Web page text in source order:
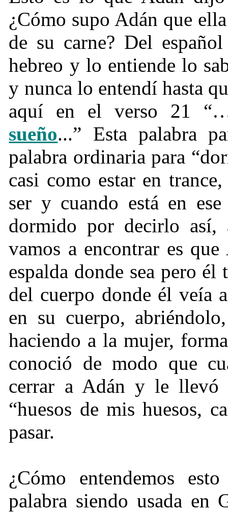
¿Cómo supo Adán que
de su carne? Del
hebreo y lo entiende lo
y nunca lo entendí hasta
aquí en el verso 21
sueño...” Esta palabra
palabra ordinaria para
casi como estar en
ser y cuando está en
dormido por decirlo
vamos a encontrar es
espalda donde sea pero
del cuerpo donde él veía
en su cuerpo,
haciendo a la mujer,
conoció de modo que
cerrar a Adán y le
“huesos de mis huesos,
pasar.
¿Cómo entendemos
palabra siendo usada en